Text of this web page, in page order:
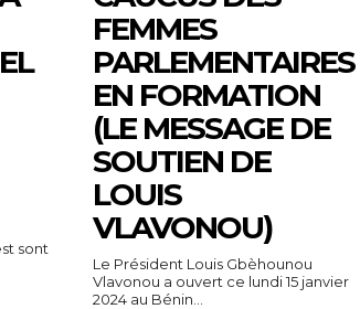
sont
FEMMES
PARLEMENTAIRES
EN FORMATION
(LE MESSAGE DE
SOUTIEN DE
LOUIS
VLAVONOU)
Le Président Louis Gbèhounou
Vlavonou a ouvert ce lundi 15 janvier
2024 au Bénin...